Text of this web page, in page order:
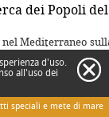
For
only
dei Popoli del
Mediterraneo
antichi navigatori
speciali e mete di mare
d'uso.
all'uso dei